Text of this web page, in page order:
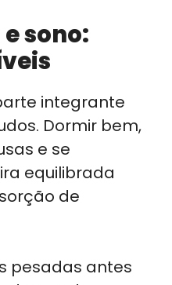
sono:
integrante
Dormir bem,
e se
equilibrada
de
pesadas antes